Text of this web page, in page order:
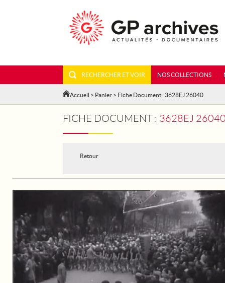
RECHERCHER ET VOIR NOS COLLECTIONS
Accueil > Panier > Fiche Document : 3628EJ 26040
FICHE DOCUMENT : 3628EJ 26040 -
Retour